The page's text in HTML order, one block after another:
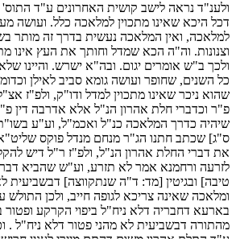
ולענ"ד נראה לישב קושית האחרונים ע"ד התוס'
דכל היכא שאינו מתכוין למלאכה כלל. ועושה
למלאכה, ואין המלאכה נעשית בדרך זה מותר
וצנונות. וה"ה הכא שמדל וחותך את העץ אינו
ולכך ב"ש אומרים יגום. ובה"א ישרש. והיינו
כל השנים, שחופר ועושה גומא סביב לאילן
שהוא ניכר שאינו מתכוין למדל ודו"ק, ולפ"ז
פ"ר וכדברי חלת אהרון הנ"ל אלא אדרבה דין
שיהיה כדרך המלאכה כנ"ל ואכמ"ל, וע"ע
ס"ג] שכתב חתנו הג"ר מנחם מנדל פוקס שליט"א
את דברי החלת אהרון הנ"ל, ולפ"ז ר"ל דיש
לזרעה ורחמנא אמר לא תזרע, וע"ש שהביא
טיבה] ובגיטין [מד: ד"ה שנתקווצה]
ומלאכה שאינה צריכא לגופה חייב, ולכן התולש
בארעא דחבריה דלא ניח"ל ביפוי הקרקע
מהתורה דבשביעית לא מהני פטור דלא ניח"ל .